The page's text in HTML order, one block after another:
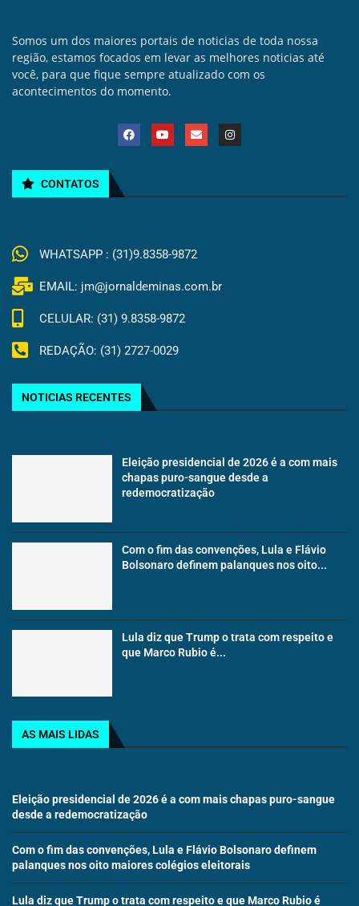
Somos um dos maiores portais de noticias de toda nossa
região, estamos focados em levar as melhores noticias até
você, para que fique sempre atualizado com os
acontecimentos do momento.
CONTATOS
WHATSAPP : (31)9.8358-9872
EMAIL: jm@jornaldeminas.com.br
CELULAR: (31) 9.8358-9872
REDAÇÃO: (31) 2727-0029
NOTICIAS RECENTES
Eleição presidencial de 2026 é a com mais
chapas puro-sangue desde a
redemocratização
Com o fim das convenções, Lula e Flávio
Bolsonaro definem palanques nos oito...
Lula diz que Trump o trata com respeito e
que Marco Rubio é...
AS MAIS LIDAS
Eleição presidencial de 2026 é a com mais chapas puro-sangue
desde a redemocratização
Com o fim das convenções, Lula e Flávio Bolsonaro definem
palanques nos oito maiores colégios eleitorais
Lula diz que Trump o trata com respeito e que Marco Rubio é